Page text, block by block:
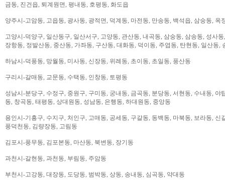
금동, 진건읍, 퇴계원면, 평내동, 호평동, 화도읍
양주시-고암동, 고읍동, 광사동, 광적면, 덕계동, 마전동, 만송동, 백석읍, 삼숭동, 옥
고양시-덕양구, 일산동구, 일산서구, 고양동, 관산동, 내곡동, 삼숭동, 삼송동, 성사
장항동, 정발산동, 중산동, 가좌동, 구산동, 대화동, 덕이동, 주엽동, 탄현동, 일산동,
하남시-덕풍동, 망월동, 미사동, 신장동, 위례동, 초이동, 초일동, 풍산동
구리시-갈매동, 교문동, 수택동, 인창동, 토평동
성남시-분당구, 수정구, 중원구, 구미동, 궁내동, 금곡동, 분당동, 서현동, 수내동,
동, 창곡동, 태평동, 상대원동, 성남동, 은행동, 하대원동, 중앙동
용인시-기흥구, 수지구, 처인구, 고매동, 공세동, 구갈동, 동백동, 마북동, 보라동,
풍덕천동, 김량장동, 고림동
김포시-풍무동, 김포본동, 마산동, 북변동, 장기동
과천시-갈현동, 과천동, 부림동, 주암동
부천시-고강동, 대장동, 도당동, 범박동, 상동, 송내동, 심곡동, 약대동